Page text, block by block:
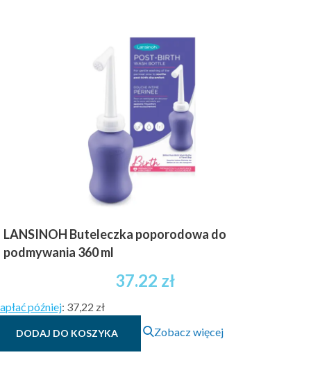
LANSINOH Buteleczka poporodowa do
podmywania 360 ml
37.22 zł
później: 37,22 zł
DODAJ DO KOSZYKA Zobacz więcej